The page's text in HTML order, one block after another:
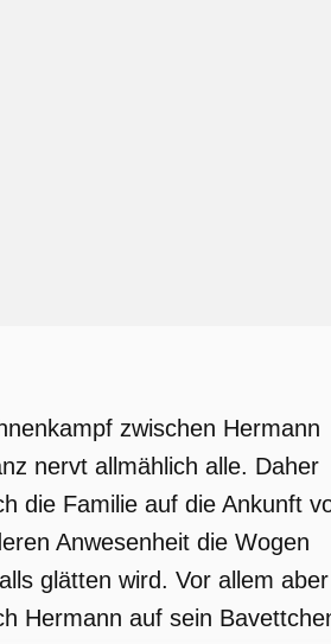
zwischen Hermann
nervt allmählich alle. Daher
die Familie auf die Ankunft
Anwesenheit die Wogen
glätten wird. Vor allem aber
Hermann auf sein